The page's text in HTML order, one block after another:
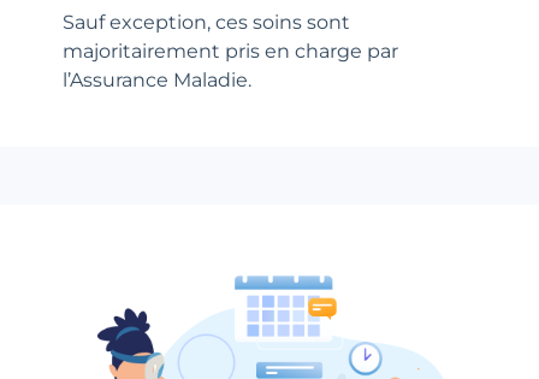
Sauf exception, ces soins sont
majoritairement pris en charge par
l’Assurance Maladie.